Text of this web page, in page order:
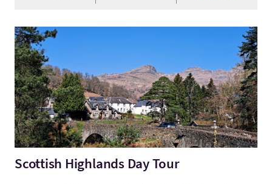
Visita:Scottish Highlands Day Tour
Scottish Highlands Day Tour